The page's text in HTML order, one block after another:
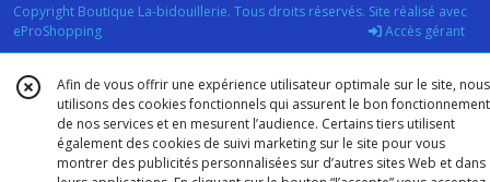
Copyright Boutique La-bidouillerie. Tous droits réservés. Site réalisé avec
eProShopping
Accès gérant
Afin de vous offrir une expérience utilisateur optimale sur le site, nous
utilisons des cookies fonctionnels qui assurent le bon fonctionnement
de nos services et en mesurent l’audience. Certains tiers utilisent
également des cookies de suivi marketing sur le site pour vous
montrer des publicités personnalisées sur d’autres sites Web et dans